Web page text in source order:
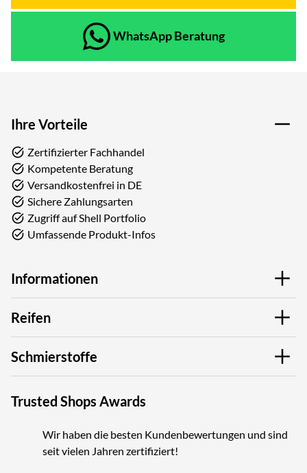
WhatsApp Beratung
Ihre Vorteile
Zertifizierter Fachhandel
Kompetente Beratung
Versandkostenfrei in DE
Sichere Zahlungsarten
Zugriff auf Shell Portfolio
Umfassende Produkt-Infos
Informationen
Reifen
Schmierstoffe
Trusted Shops Awards
Wir haben die besten Kundenbewertungen und sind
seit vielen Jahren zertifiziert!